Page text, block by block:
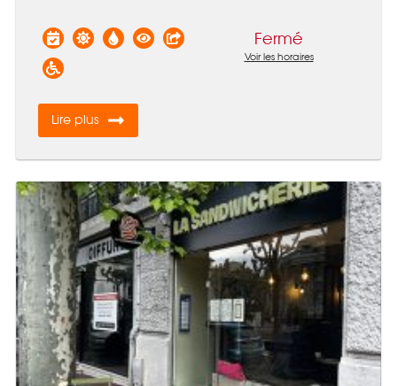
Fermé
Voir les horaires
Lire plus